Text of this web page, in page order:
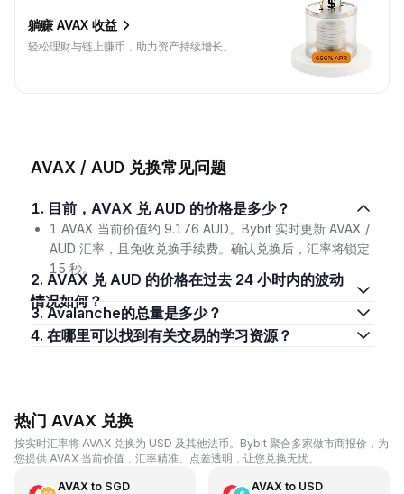
躺赚 AVAX 收益
轻松理财与链上赚币，助力资产持续增长。
AVAX / AUD 兑换常见问题
1. 目前，AVAX 兑 AUD 的价格是多少？
1 AVAX 当前价值约 9.176 AUD。Bybit 实时更新 AVAX /
AUD 汇率，且免收兑换手续费。确认兑换后，汇率将锁定
15 秒。
2. AVAX 兑 AUD 的价格在过去 24 小时内的波动
情况如何？
3. Avalanche的总量是多少？
4. 在哪里可以找到有关交易的学习资源？
热门 AVAX 兑换
按实时汇率将 AVAX 兑换为 USD 及其他法币。Bybit 聚合多家做市商报价，为
您提供 AVAX 当前价值，汇率精准、点差透明，让您兑换无忧。
AVAX to SGD AVAX to USD